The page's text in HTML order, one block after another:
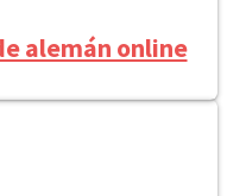
alemán online